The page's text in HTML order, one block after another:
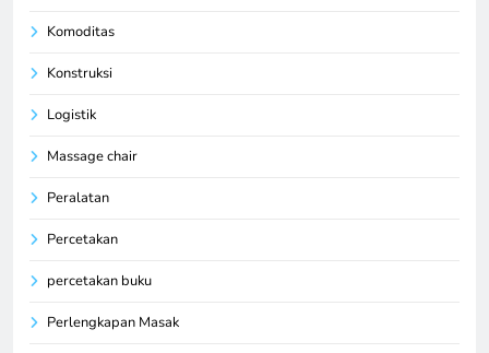
Komoditas
Konstruksi
Logistik
Massage chair
Peralatan
Percetakan
percetakan buku
Perlengkapan Masak